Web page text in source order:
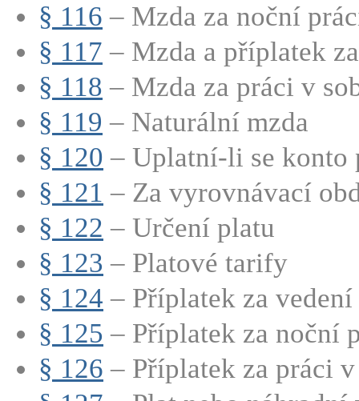
§ 116 – Mzda za noční
§ 117 – Mzda a příplatek
§ 118 – Mzda za práci v
§ 119 – Naturální mzda
§ 120 – Uplatní-li se konto
§ 121 – Za vyrovnávací
§ 122 – Určení platu
§ 123 – Platové tarify
§ 124 – Příplatek za vedení
§ 125 – Příplatek za noční
§ 126 – Příplatek za práci